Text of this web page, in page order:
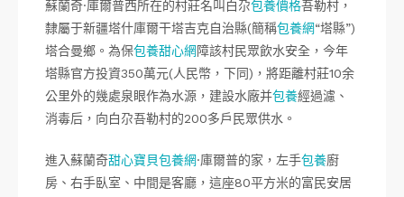
蘇蘭奇·庫爾普西所在的村莊名叫白尕包養價格吾勒村，
隸屬于新疆塔什庫爾干塔吉克自治縣(簡稱包養網“塔縣”)
塔合曼鄉。為保包養甜心網障該村民眾飲水安全，今年
塔縣官方投資350萬元(人民幣，下同)，將距離村莊10余
公里外的幾處泉眼作為水源，建設水廠并包養經過濾、
消毒后，向白尕吾勒村的200多戶民眾供水。
進入蘇蘭奇甜心寶貝包養網·庫爾普的家，左手包養廚
房、右手臥室、中間是客廳，這座80平方米的富民安居